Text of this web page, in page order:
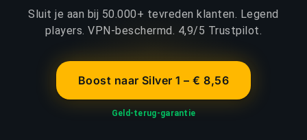
Sluit je aan bij 50.000+ tevreden klanten. Legend
players. VPN-beschermd. 4,9/5 Trustpilot.
Boost naar Silver 1 – € 8,56
Geld-terug-garantie